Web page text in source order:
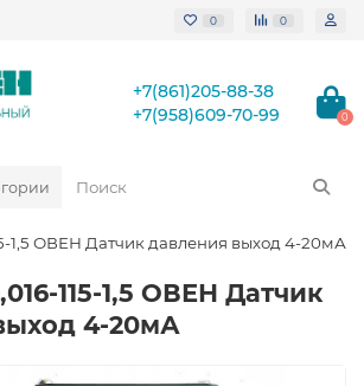
0 0
+7(861)205-88-38
+7(958)609-70-99
0
1,5 ОВЕН Датчик давления выход 4-20мА
115-1,5 ОВЕН Датчик
4-20мА